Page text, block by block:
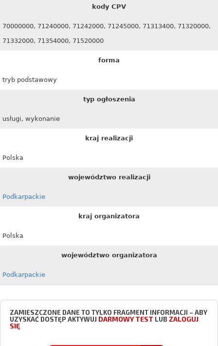
kody CPV
70000000, 71240000, 71242000, 71245000, 71313400, 71320000,
71332000, 71354000, 71520000
forma
tryb podstawowy
typ ogłoszenia
usługi, wykonanie
kraj realizacji
Polska
województwo realizacji
Podkarpackie
kraj organizatora
Polska
województwo organizatora
Podkarpackie
ZAMIESZCZONE DANE TO TYLKO FRAGMENT INFORMACJI – ABY
UZYSKAĆ DOSTĘP AKTYWUJ DARMOWY TEST LUB ZALOGUJ
SIĘ